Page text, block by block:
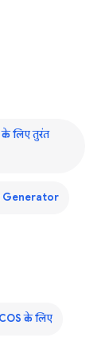
लिए तुरंत
Generator
के लिए